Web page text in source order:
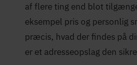
af flere ting end blot
eksempel pris og personlig
præcis, hvad der findes på
er et adresseopslag den